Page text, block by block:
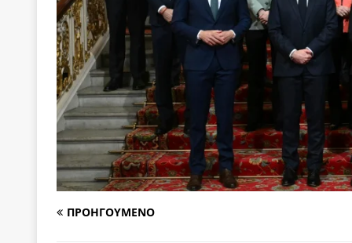
[ 4 Αυγούστου 2026 ]
Η γενεαλογία του
ΠΑΡΕΜΒΑΣΕΙΣ
[ 4 Αυγούστου 2026 ]
Εφημερίδα «Εστία»: Όταν
[ 4 Αυγούστου 2026 ]
Η συμφωνία πυρηνικής
[ 4 Αυγούστου 2026 ]
Τα γεγονότα της Τηλλυρίας
[ 4 Αυγούστου 2026 ]
Tηλεοπτικοί “Mega-Fiers”…
[ 4 Αυγούστου 2026 ] Κώστας Τσουκαλάς:
ΠΡΟΗΓΟΥΜΕΝΟ